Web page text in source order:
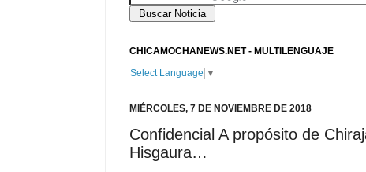
CHICAMOCHANEWS.NET - MULTILENGUAJE
Select Language ▼
MIÉRCOLES, 7 DE NOVIEMBRE DE 2018
Confidencial A propósito de
Hisgaura…